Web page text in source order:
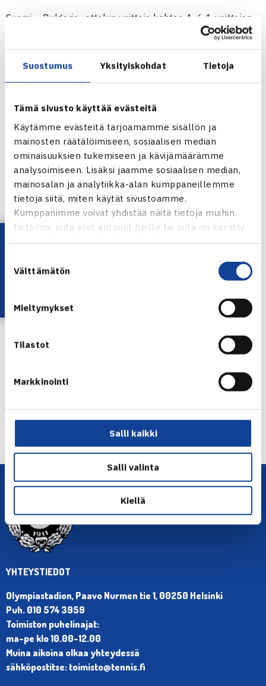
Suostumus Yksityiskohdat Tietoja
Tämä sivusto käyttää evästeitä
Käytämme evästeitä tarjoamamme sisällön ja
mainosten räätälöimiseen, sosiaalisen median
ominaisuuksien tukemiseen ja kävijämäärämme
analysoimiseen. Lisäksi jaamme sosiaalisen median,
mainosalan ja analytiikka-alan kumppaneillemme
tietoja siitä, miten käytät sivustoamme.
Kumppanimme voivat yhdistää näitä tietoja muihin
tietoihin, joita olet antanut heille tai joita on kerätty,
kun olet käyttänyt heidän palvelujaan.
valinta
Välttämätön
Mieltymykset
Tilastot
Markkinointi
Salli kaikki
Salli valinta
Kiellä
Suomi – Bulgaria -ottelun voittaja kohtaa 4.-6.4. voittajan
ottelusta Bosnia/Hertsegovina – Kreikka. Näiden
otteluiden häviäjät pelaavat samaan aikaan
putoamiskarsinnan. Mikäli Suomi voittaa Bulgarian ja on
toisella kierroksella, Bosnia/Hertsegovina tulee Suomeen.
on vieraskentällä.
Eurooppa-Afrikan I ja II ryhmien arvonta siirtyi näin
myöhäiseen ajankohtaan, sillä I ryhmän
putoamiskarsintojen viimeiset ottelut pelattiin vasta viime
viikonloppuna. Niissä Venäjä voitti Etelä-Afrikan
Moskovassa 5-0 ja Ruotsi Tanskan 3-2 Helsingborgissa.
← Edellinen Seuraava uutinen: SEB JGP 10v… →
Lataa OmaTennis!
YHTEYSTIEDOT
Olympiastadion, Paavo Nurmen tie 1, 00250 Helsinki
Puh. 010 574 3959
Toimiston puhelinajat:
ma-pe klo 10.00-12.00
Muina aikoina olkaa yhteydessä
sähköpostitse: toimisto@tennis.fi